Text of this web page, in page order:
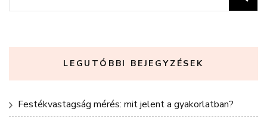
LEGUTÓBBI BEJEGYZÉSEK
Festékvastagság mérés: mit jelent a gyakorlatban?